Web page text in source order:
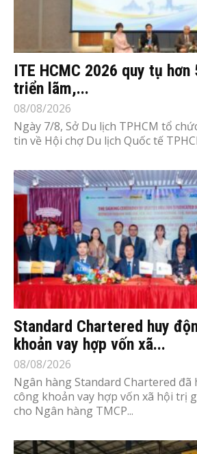
ITE HCMC 2026 quy tụ
triển lãm,...
08/08/2026
Ngày 7/8, Sở Du lịch TPHCM tổ
tin về Hội chợ Du lịch Quốc tế
Standard Chartered huy
khoản vay hợp vốn xã...
08/08/2026
Ngân hàng Standard Chartered
công khoản vay hợp vốn xã hội trị
cho Ngân hàng TMCP...